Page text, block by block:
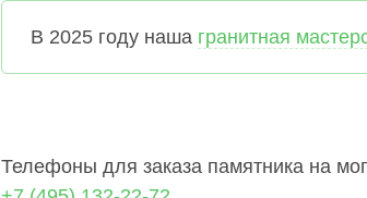
В 2025 году наша гранитная
Телефоны для заказа памятника на